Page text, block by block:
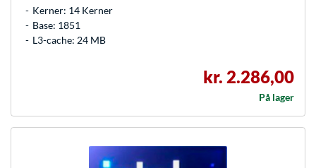
Kerner: 14 Kerner
Base: 1851
L3-cache: 24 MB
kr. 2.286,00
På lager